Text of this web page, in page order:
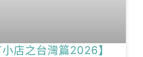
小店之台灣篇2026】